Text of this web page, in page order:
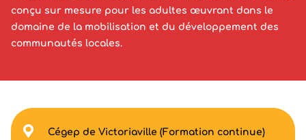
conçu sur mesure pour les adultes œuvrant dans le
domaine de la mobilisation et du développement des
communautés locales.
Cégep de Victoriaville (Formation continue)